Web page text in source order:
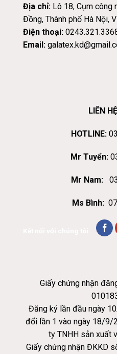
Địa chỉ:Lô 18, Cụm công
Đồng, Thành phố Hà Nội,
Điện thoại:
Email:
LIÊN
HOTLINE:
Mr Tuyển:
Mr Nam:
Ms Bình:
Giấy chứng nhận
Đăng ký lần đầu ngày
đổi lần 1 vào ngày 18/9/
ty TNHH sản xuất
Giấy chứng nhận ĐKKD